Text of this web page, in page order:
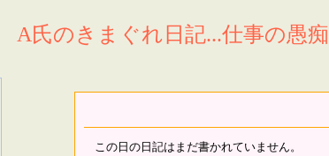
A氏のきまぐれ日記...仕事の愚
この日の日記はまだ書かれていません。